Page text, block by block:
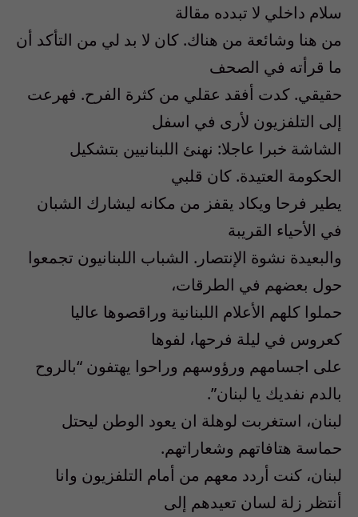
سلام داخلي لا تبدده مقالة
من هنا وشائعة من هناك. كان لا بد لي من التأكد أن
ما قرأته في الصحف
حقيقي. كدت أفقد عقلي من كثرة الفرح. فهرعت
إلى التلفزيون لأرى في اسفل
الشاشة خبرا عاجلا: نهنئ اللبنانيين بتشكيل
الحكومة العتيدة. كان قلبي
يطير فرحا ويكاد يقفز من مكانه ليشارك الشبان
في الأحياء القريبة
والبعيدة نشوة الإنتصار. الشباب اللبنانيون تجمعوا
حول بعضهم في الطرقات،
حملوا كلهم الأعلام اللبنانية وراقصوها عاليا
كعروس في ليلة فرحها، لفوها
على اجسامهم ورؤوسهم وراحوا يهتفون “بالروح
بالدم نفديك يا لبنان”.
لبنان، استغربت لوهلة ان يعود الوطن ليحتل
حماسة هتافاتهم وشعاراتهم.
لبنان، كنت أردد معهم من أمام التلفزيون وانا
أنتظر زلة لسان تعيدهم إلى